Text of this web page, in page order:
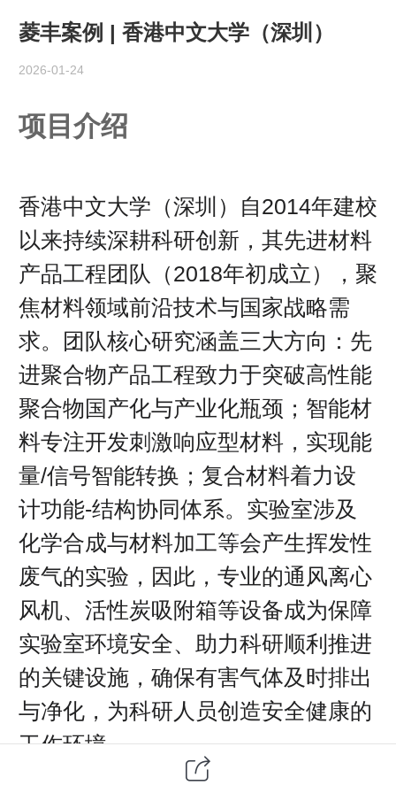
菱丰案例 | 香港中文大学（深圳）
2026-01-24
项目介绍
香港中文大学（深圳）自2014年建校
以来持续深耕科研创新，其先进材料
产品工程团队（2018年初成立），聚
焦材料领域前沿技术与国家战略需
求。团队核心研究涵盖三大方向：先
进聚合物产品工程致力于突破高性能
聚合物国产化与产业化瓶颈；智能材
料专注开发刺激响应型材料，实现能
量/信号智能转换；复合材料着力设
计功能-结构协同体系。实验室涉及
化学合成与材料加工等会产生挥发性
废气的实验，因此，专业的通风离心
风机、活性炭吸附箱等设备成为保障
实验室环境安全、助力科研顺利推进
的关键设施，确保有害气体及时排出
与净化，为科研人员创造安全健康的
工作环境。